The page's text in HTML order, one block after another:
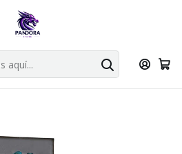
superiores a 49.990 el envio es
Explorar singles
TCG Mitos y Leyendas TCG
Kit Racial Primer Bloque Titán X3